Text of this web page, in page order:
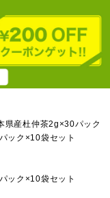
県産杜仲茶2g×30パック
ック×10袋セット
ック×10袋セット